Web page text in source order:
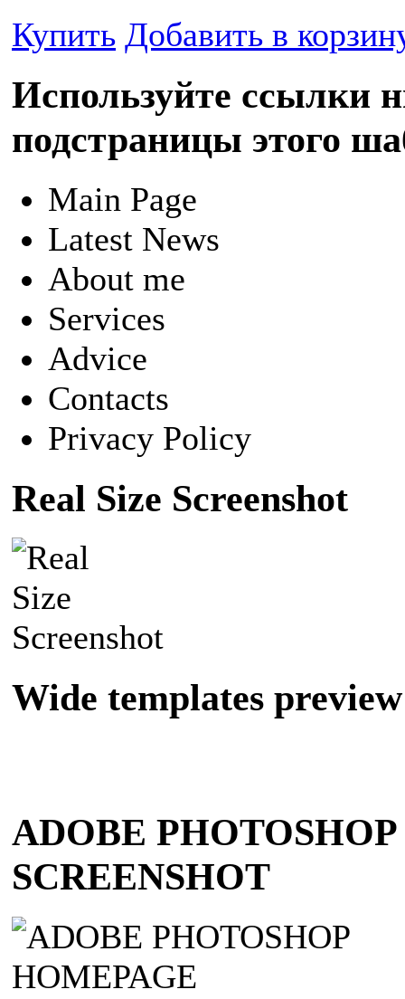
Купить Добавить в
Используйте cсылки
подстраницы этого
Main Page
Latest News
About me
Services
Advice
Contacts
Privacy Policy
Real Size Screenshot
Wide templates preview
ADOBE
SCREENSHOT